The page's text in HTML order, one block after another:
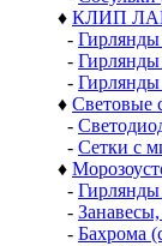
♦ КЛИП
-
-
-
♦ Световые
-
- Сетки с
♦
-
- Занавесы,
- Бахрома